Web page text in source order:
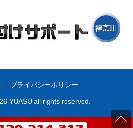
プライバシーポリシー
YUASU all rights reserved.